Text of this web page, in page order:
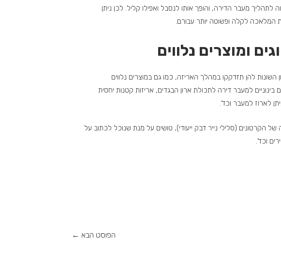
מעבר הדירה, והופך אותו לנסבל ואפילו קליל. לכן ניתן
המלאכה לקלה ופשוטה יותר עבורם.
ומוצרים נלווים
להן תזדקקו במהלך האריזה, כמו גם במוצרים נלווים
למעבר דירה לתכולת ארון הבגדים, אריזות קטנות יחסית
לארוז למעבר וכד’.
(סלילי נייר דבק ייעודי), טושים על מנת שנוכל לכתוב על
וכד’.
הפוסט הבא ←